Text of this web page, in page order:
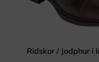
Ridskor / Jodphur i